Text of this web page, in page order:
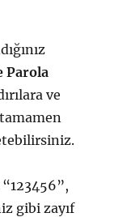
Parola
ve
gibi zayıf